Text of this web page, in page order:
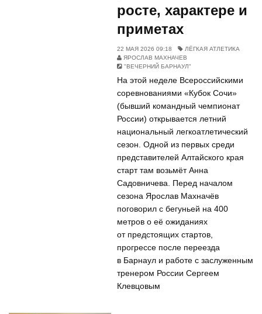
росте, характере и
приметах
22 МАЯ 2026 09:18
ЛЁГКАЯ АТЛЕТИКА
ЯРОСЛАВ МАХНАЧЕВ
"ВЕЧЕРНИЙ БАРНАУЛ"
На этой неделе Всероссийскими
соревнованиями «Кубок Сочи»
(бывший командный чемпионат
России) открывается летний
национальный легкоатлетический
сезон. Одной из первых среди
представителей Алтайского края
старт там возьмёт Анна
Садовничева. Перед началом
сезона Ярослав Махначёв
поговорил с бегуньей на 400
метров о её ожиданиях
от предстоящих стартов,
прогрессе после переезда
в Барнаул и работе с заслуженным
тренером России Сергеем
Клевцовым